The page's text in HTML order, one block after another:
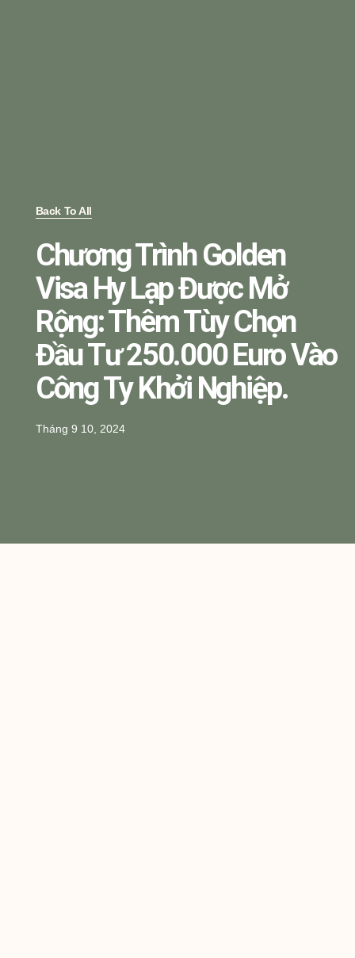
Back To All
Chương Trình Golden
Visa Hy Lạp Được Mở
Rộng: Thêm Tùy Chọn
Đầu Tư 250.000 Euro Vào
Công Ty Khởi Nghiệp.
Tháng 9 10, 2024